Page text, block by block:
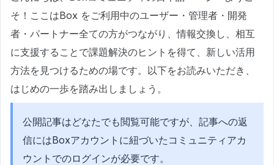
そ！ここはBox をご利用中のユーザー・管理者・開発
者・パートナー全ての方がつながり、情報交換し、相互
に支援することで課題解決のヒントを得て、新しい活用
方法を見つけるための場です。以下をお読みいただき、
はじめの一歩を踏み出しましょう。
公開記事はどなたでも閲覧可能ですが、記事への返
信にはBoxアカウントに紐づいたコミュニティアカ
ウントでのログインが必要です。